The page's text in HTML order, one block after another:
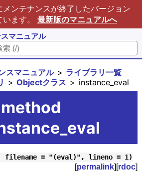
ンテナンスが終了したバージョン
ます。 最新版のマニュアルへ
マニュアル
スマニュアル
ライブラリ一覧
Objectクラス instance_eval
filename = "(eval)", lineno = 1)
[permalink][rdoc]